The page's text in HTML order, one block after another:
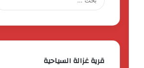
قرية غزالة السياحية